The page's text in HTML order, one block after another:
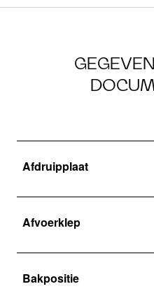
Afdruipplaat
Afvoerklep
Bakpositie